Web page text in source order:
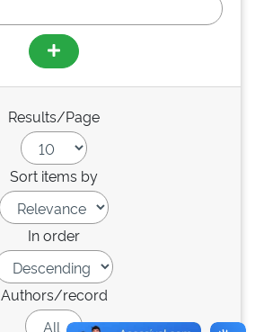
Results/Page
Sort items by
In order
Authors/record